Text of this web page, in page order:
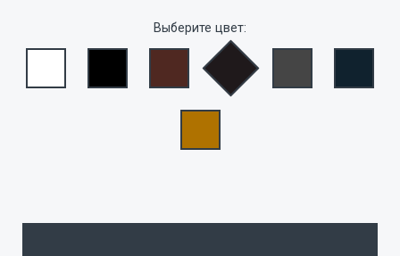
Выберите цвет: